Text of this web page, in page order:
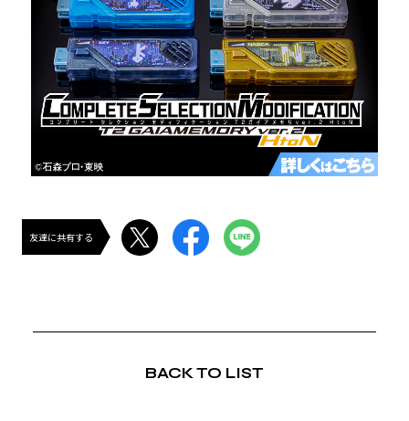
友達に共有する
BACK TO LIST